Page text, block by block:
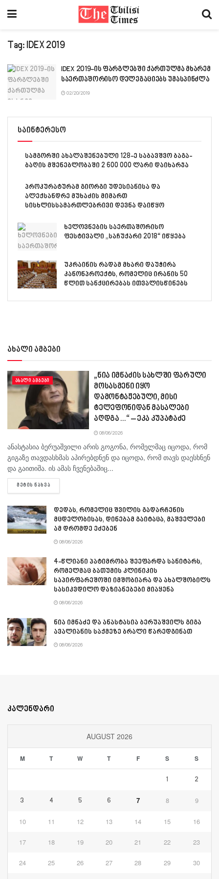
Tag: IDEX 2019
IDEX 2019-ის ფარგლებში ქართულმა მხარემ
საერთაშორისო დელეგაციებს უმასპინძლა
02/20/2019
საინტერესო
სამგორში ახალაშენებული 128-ე საბავშვო ბაგა-
ბაღის მშენებლობაში 2 600 000 ლარი დაიხარჯა
პროკურატურამ გიორგი უდესიანისა და
ალექსანდრე მუხაძის მიმართ
სისხლისსამართლებრივი დევნა დაიწყო
ხელოვნების საერთაშორისო
ფესტივალი „საჩუქარი 2018“ იწყება
უკრაინის რადამ მხარი დაუჭირა
კანონპროექტს, რომელიც ირანის 50
წლით სანქცირებას ითვალისწინებს
ახალი ამბები
ᲐᲮᲐᲚᲘ ᲐᲛᲑᲔᲑᲘ
„ნია იმნაძის სახლში ფარული
მოსასმენი იყო
დამონტაჟებული, მისი
ტელეფონიდან მასალები
აღდგა…“ – ეკა კუპატაძე
08/06/2026
ანასტასია ბერუაშვილი არის გოგონა, რომელმაც იცოდა, რომ
გიგაზე თავდასხმას აპირებდნენ და იცოდა, რომ თავს დაესხნენ
და გაითიშა. ის ამას ჩვენებაშიც...
ᲛᲔᲢᲘᲡ ᲜᲐᲮᲕᲐ
დედას, რომელიც შვილის გადარჩენის
მცდელობისას, დინებამ გაიტაცა, მაშველები
ამ დრომდე ეძებენ
08/06/2026
4-წლიანი პატიმრობა შეეფარდა სანიტარს,
რომელმაც ბათუმის კლინიკის
საპირფარეშოში იმშობიარა და ახალშობილს
სასიკვდილო დაზიანებები მიაყენა
08/06/2026
ნია იმნაძე და ანასტასია ბერუაშვილს გიგა
ავალიანის საქმეზე ბრალი წარედგინათ
08/06/2026
კალენდარი
AUGUST 2026
M T W T F S S
1 2
3 4 5 6 7 8 9
10 11 12 13 14 15 16
17 18 19 20 21 22 23
24 25 26 27 28 29 30